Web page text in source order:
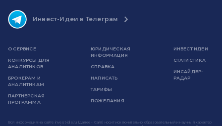
Инвест-Идеи в Телеграм
О СЕРВИСЕ
КОНКУРСЫ ДЛЯ
АНАЛИТИКОВ
БРОКЕРАМ И
АНАЛИТИКАМ
ПАРТНЕРСКАЯ
ПРОГРАММА
ЮРИДИЧЕСКАЯ
ИНФОРМАЦИЯ
СПРАВКА
НАПИСАТЬ
ТАРИФЫ
ПОЖЕЛАНИЯ
ИНВЕСТ ИДЕИ
СТАТИСТИКА
ИНСАЙДЕР-
РАДАР
Вся информация на сайте invest-idei.ru (далее - Сайт) носит исключительно образовательный и научный характер